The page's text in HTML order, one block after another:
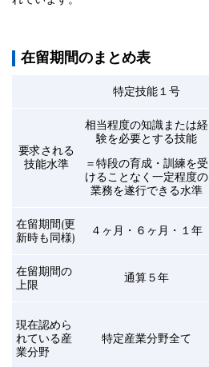
在留期間のまとめ表
特定技能１号
要求される
技能水準
相当程度の知識または経
験を必要とする技能
＝特段の育成・訓練を受
けることなく一定程度の
業務を遂行できる水準
在留期間(更
新時も同様)
４ヶ月・６ヶ月・１年
在留期間の
上限
通算５年
現在認めら
れている産
業分野
特定産業分野全て